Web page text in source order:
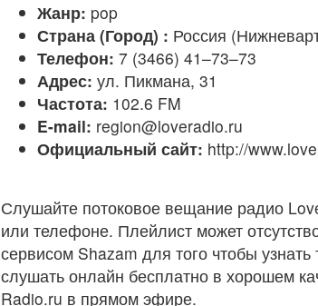
Жанр: pop
Страна (Город) : Россия
Телефон: 7 (3466) 41–73–73
Адрес: ул. Пикмана, 31
Частота: 102.6 FM
E-mail: region@loveradio.ru
Официальный сайт: http://
Слушайте потоковое вещание радио
или телефоне. Плейлист может
сервисом Shazam для того чтобы
слушать онлайн бесплатно в хорошем
Radio.ru в прямом эфире.